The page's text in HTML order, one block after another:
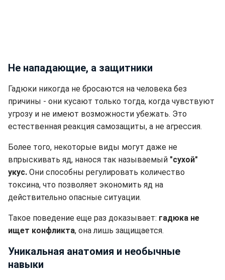
Не нападающие, а защитники
Гадюки никогда не бросаются на человека без
причины - они кусают только тогда, когда чувствуют
угрозу и не имеют возможности убежать. Это
естественная реакция самозащиты, а не агрессия.
Более того, некоторые виды могут даже не
впрыскивать яд, нанося так называемый "сухой"
укус. Они способны регулировать количество
токсина, что позволяет экономить яд на
действительно опасные ситуации.
Такое поведение еще раз доказывает: гадюка не
ищет конфликта, она лишь защищается.
Уникальная анатомия и необычные
навыки